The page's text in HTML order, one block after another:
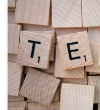
Offenbach – Wir suchen
Lehrkräfte, um zahlreiche
können. Kontakt: teachers-
ledermuseum@nksnet.org